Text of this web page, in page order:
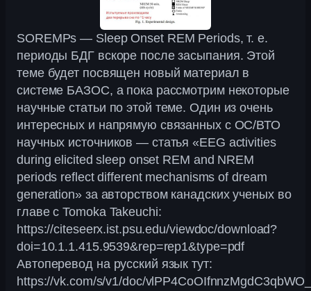
SOREMPs — Sleep Onset REM Periods, т. е.
периоды БДГ вскоре после засыпания. Этой
теме будет посвящен новый материал в
системе БАЗОС, а пока рассмотрим некоторые
научные статьи по этой теме. Один из очень
интересных и напрямую связанных с ОС/ВТО
научных источников — статья «EEG activities
during elicited sleep onset REM and NREM
periods reflect different mechanisms of dream
generation» за авторством канадских ученых во
главе с Tomoka Takeuchi:
https://citeseerx.ist.psu.edu/viewdoc/download?
doi=10.1.1.415.9539&rep=rep1&type=pdf
Автоперевод на русский язык тут:
https://vk.com/s/v1/doc/